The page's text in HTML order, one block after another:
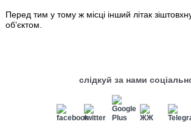
Перед тим у тому ж місці інший літак
об’єктом.
слідкуй за нами